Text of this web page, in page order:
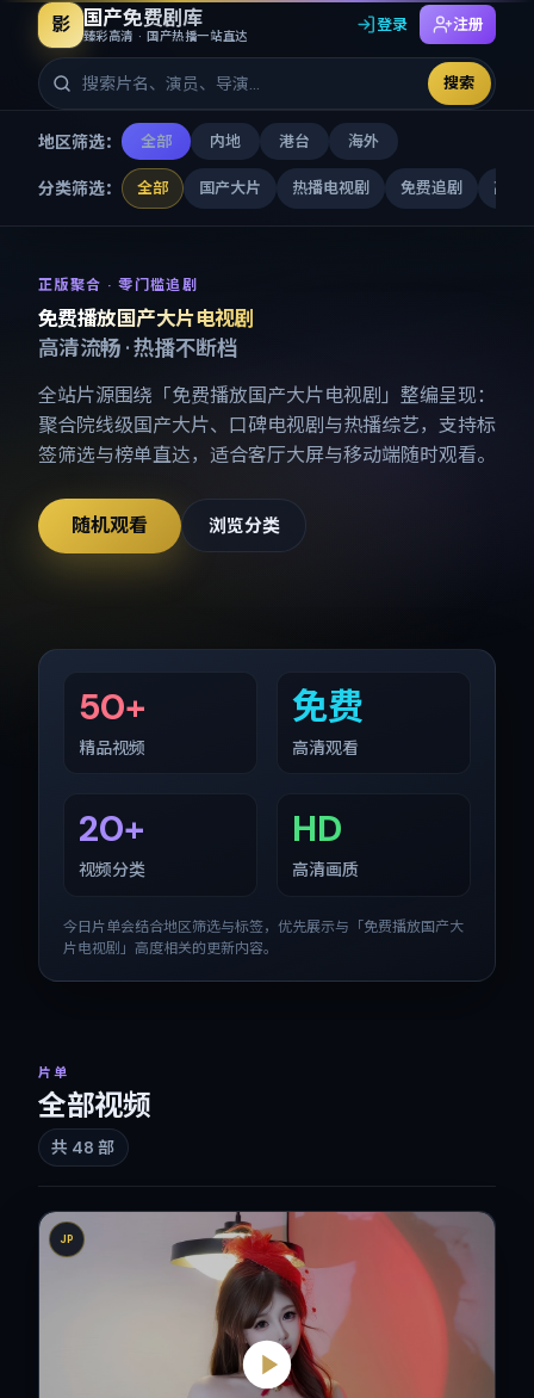
影 国产免费剧库
臻彩高清 · 国产热播一站直达
搜索
登录 注册
地区筛选： 全部 内地 港台 海外
分类筛选： 全部 国产大片 热播电视剧 免费追剧 高清
正版聚合 · 零门槛追剧
免费播放国产大片电视剧
高清流畅 · 热播不断档
全站片源围绕「免费播放国产大片电视剧 」整编呈现：
聚合院线级国产大片、口碑电视剧与热播综艺，支持标
签筛选与榜单直达，适合客厅大屏与移动端随时观看。
随机观看 浏览分类
50+
精品视频
免费
高清观看
20+
视频分类
HD
高清画质
今日片单会结合地区筛选与标签，优先展示与「免费播放国产大
片电视剧 」高度相关的更新内容。
片单
全部视频
共 48 部
JP